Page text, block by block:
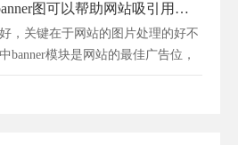
一张好的banner图可以帮助网站吸引用户、促进转化
，关键在于网站的图片处理的好不
banner模块是网站的最佳广告位，